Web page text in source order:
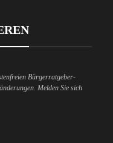
Bürgerratgeber-
Melden Sie sich